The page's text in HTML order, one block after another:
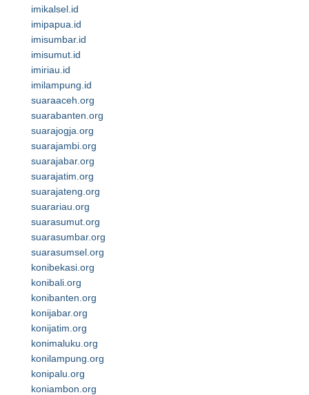
imikalsel.id
imipapua.id
imisumbar.id
imisumut.id
imiriau.id
imilampung.id
suaraaceh.org
suarabanten.org
suarajogja.org
suarajambi.org
suarajabar.org
suarajatim.org
suarajateng.org
suarariau.org
suarasumut.org
suarasumbar.org
suarasumsel.org
konibekasi.org
konibali.org
konibanten.org
konijabar.org
konijatim.org
konimaluku.org
konilampung.org
konipalu.org
koniambon.org